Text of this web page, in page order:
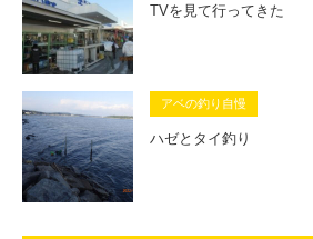
TVを見て行ってきた
アベの釣り自慢
ハゼとタイ釣り